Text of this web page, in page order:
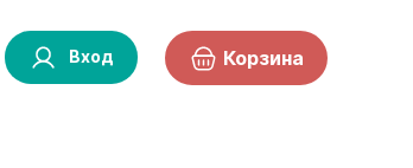
Вход Корзина